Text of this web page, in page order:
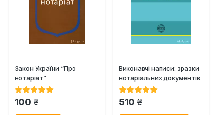
Закон України “Про
нотаріат”
100 грн.
Виконавчі написи: зразки
нотаріальних документів
510 грн.